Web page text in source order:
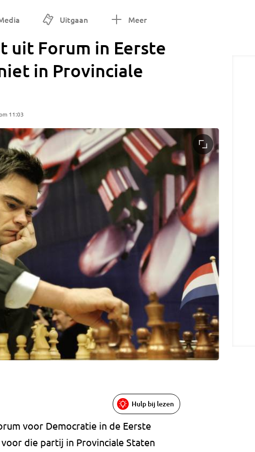
Uitgaan Meer
uit Forum in Eerste
in Provinciale
11:03
Hulp bij lezen
voor Democratie in de Eerste
die partij in Provinciale Staten